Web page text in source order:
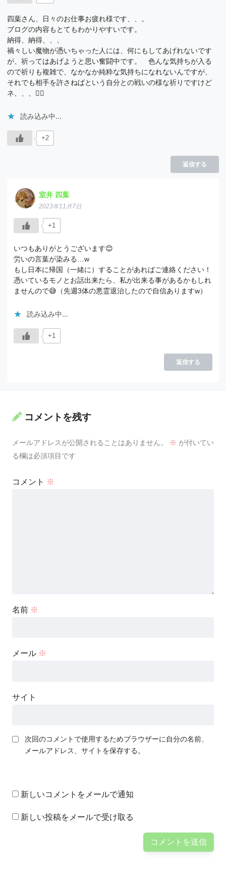
四葉さん、日々のお仕事お疲れ様です、、。
ブログの内容もとてもわかりやすいです。
納得、納得、、、
禍々しい魔物が憑いちゃった人には、何にもしてあげれないです
が、祈ってはあげようと思い奮闘中です。 色んな気持ちが入る
ので祈りも複雑で、なかなか純粋な気持ちになれないんですが、
それでも相手を許さねばという自分との戦いの様な祈りですけど
ネ、、、😮‍💨
読み込み中…
+2
返信する
室井 四葉
2023年11月7日
+1
いつもありがとうございます😊
労いの言葉が染みる…w
もし日本に帰国（一緒に）することがあればご連絡ください！
憑いているモノとお話出来たら、私が出来る事があるかもしれ
ませんので😅（先週3体の悪霊退治したので自信ありますw）
読み込み中…
+1
返信する
コメントを残す
メールアドレスが公開されることはありません。 ※ が付いてい
る欄は必須項目です
コメント ※
名前 ※
メール ※
サイト
次回のコメントで使用するためブラウザーに自分の名前、
メールアドレス、サイトを保存する。
新しいコメントをメールで通知
新しい投稿をメールで受け取る